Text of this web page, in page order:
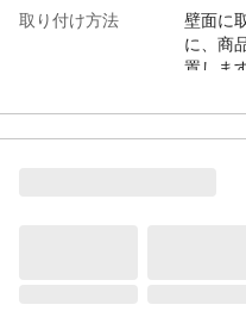
取り付け方法
壁面に
に、商
置しま
確認し